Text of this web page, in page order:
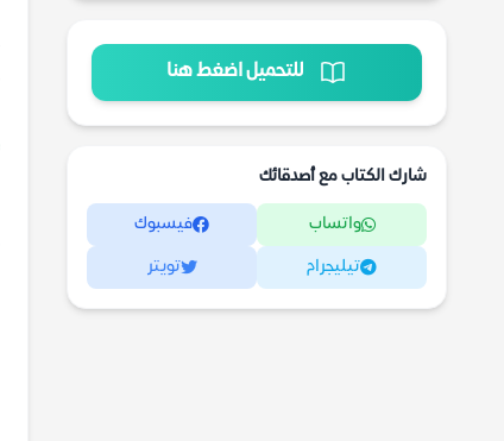
للتحميل اضغط هنا
شارك الكتاب مع أصدقائك
واتساب فيسبوك
تيليجرام تويتر